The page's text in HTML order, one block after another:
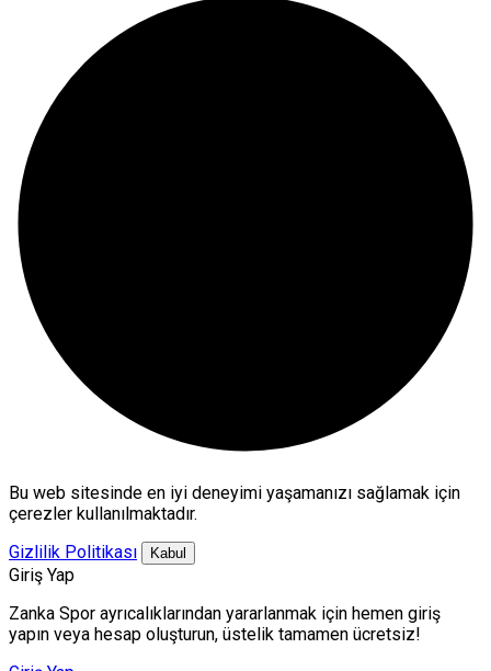
Bu web sitesinde en iyi deneyimi yaşamanızı sağlamak için
çerezler kullanılmaktadır.
Gizlilik Politikası
Kabul
Giriş Yap
Zanka Spor ayrıcalıklarından yararlanmak için hemen giriş
yapın veya hesap oluşturun, üstelik tamamen ücretsiz!